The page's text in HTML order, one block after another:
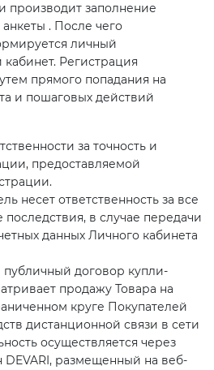
производит заполнение
. После чего
личный
кабинет. Регистрация
прямого попадания на
и пошаговых действий
за точность и
предоставляемой
несет ответственность за все
в случае передачи
данных Личного кабинета
договор купли-
продажу Товара на
круге Покупателей
дистанционной связи в сети
осуществляется через
DEVARI, размещенный на веб-